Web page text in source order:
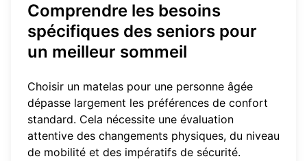
Comprendre les besoins
spécifiques des seniors pour
un meilleur sommeil
Choisir un matelas pour une personne âgée
dépasse largement les préférences de confort
standard. Cela nécessite une évaluation
attentive des changements physiques, du niveau
de mobilité et des impératifs de sécurité.